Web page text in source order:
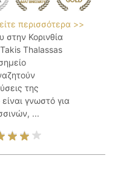
περισσότερα >>
στην Κορινθία
Takis Thalassas
της
γνωστό για
...